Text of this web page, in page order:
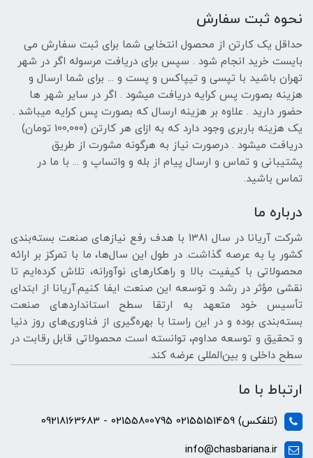
نحوه ثبت سفارش
حداقل یک کارتن از محصول انتخابی شما برای ثبت سفارش می
بایست خرید انجام شود . سپس برای دریافت مرسوله اگر در شهر
تهران باشید با تپسی و تیپاکس و پست و ... برای شما ارسال و
هزینه بصورت پس کرایه دریافت میشود . اگر در سایر شهر ها
حضور دارید . علاوه بر هزینه ارسال که بصورت پس کرایه میباشد .
یک هزینه باربری وجود دارد که به ازای هر کارتن (100,۰۰۰ تومان)
دریافت میشود . درصورت نیاز به هرگونه مشورت از طریق
پشتیبانی و تماس و ارسال پیام از بله و واتساپ و ... با ما در
تماس باشید.
درباره ما
شرکت آریانا در سال 1381 با هدف رفع نیازهای صنعت بسته‌بندی
کشور پا به عرصه گذاشت. در طول این سال‌ها، ما با تمرکز بر ارائه
محصولاتی با کیفیت بالا و راهکارهای نوآورانه، تلاش کرده‌ایم تا
نقشی مؤثر در رشد و توسعه این صنعت ایفا کنیم.آریانا از ابتدای
تأسیس خود متعهد به ارتقا سطح استانداردهای صنعت
بسته‌بندی بوده و در این راستا با بهره‌گیری از فناوری‌های روز دنیا
و تحقیق و توسعه مداوم، توانسته است محصولاتی قابل رقابت در
سطح داخلی و بین‌المللی عرضه کند.
ارتباط با ما
(تلفکس) 02155151459 02155800795 - 09218163683
info@chasbariana.ir